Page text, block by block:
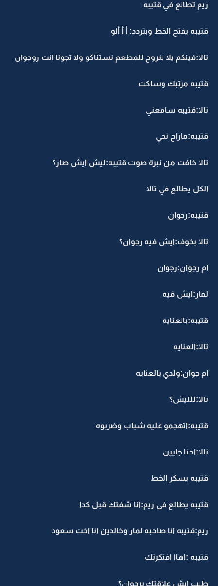
ريم تطالع في قتيبه
قتيبه يفتح الخط وبتردد: أ أ ألو
تالا:فينكم يلا بنروح للمطعم نستناكو ولا تجونا انت روجوان
قتيبه مرتبك وساكت
تالا:قتيبه سامعني
قتيبه:ماراح نجي
تالا خافت من نبرة صوت قتيبه:ليش ايش صار؟
الكل يطالع في تالا
قتيبه:رجوان
تالا بخوف:ايش فيه رجوان؟
ام رجوان:رجوان
لمار:ايش فيه
قتيبه:بالعنايه
تالا:العنايه
ام جوان:ولدي بالعنايه
تالا:للليش؟
قتيبه:اتهجمو عليه شباب وضربوه
تالا:احنا جايين
قتيبه يسكر الخط
قتيبه يطالع في ريم:انا شفتك قبل كدا
ريم:قتيبه انا صاحبه لمار وخالدين انا اخت سعود
قتيبه :اهاا افتكرتك
طيب ايش علاقتك برجوان؟